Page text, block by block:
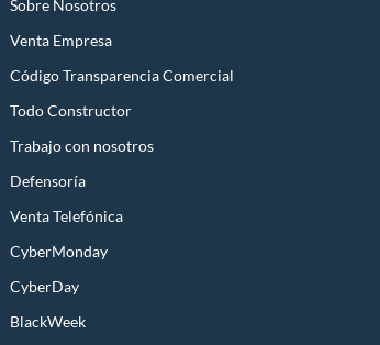
Sobre Nosotros
Venta Empresa
Código Transparencia Comercial
Todo Constructor
Trabajo con nosotros
Defensoría
Venta Telefónica
CyberMonday
CyberDay
BlackWeek